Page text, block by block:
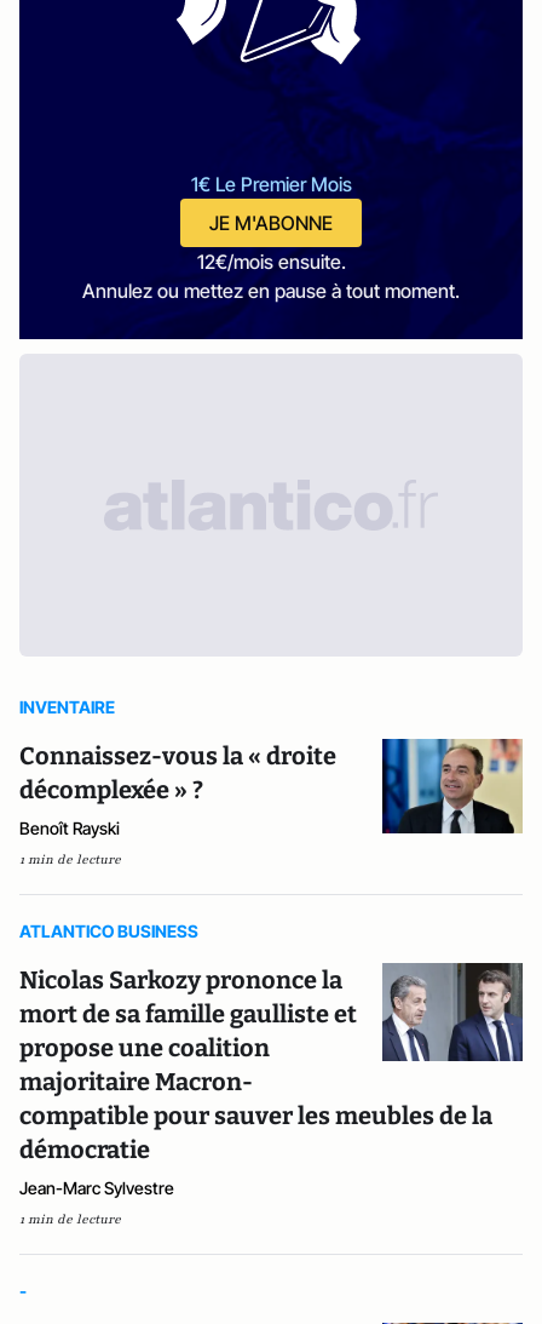
1€ Le Premier Mois
JE M'ABONNE
12€/mois ensuite.
Annulez ou mettez en pause à tout moment.
INVENTAIRE
Connaissez-vous la « droite
décomplexée » ?
Benoît Rayski
1 min de lecture
ATLANTICO BUSINESS
Nicolas Sarkozy prononce la
mort de sa famille gaulliste et
propose une coalition
majoritaire Macron-
compatible pour sauver les meubles de la
démocratie
Jean-Marc Sylvestre
1 min de lecture
-